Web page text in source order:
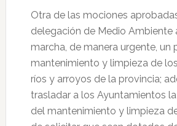
Otra de las mociones
delegación de Medio Ambiente
marcha, de manera urgente, un
mantenimiento y limpieza de
ríos y arroyos de la provincia;
trasladar a los Ayuntamientos
del mantenimiento y limpieza